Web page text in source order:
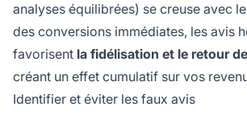
analyses équilibrées) se creuse avec
des conversions immédiates, les avis
favorisent la fidélisation et le retour
créant un effet cumulatif sur vos
Identifier et éviter les faux avis